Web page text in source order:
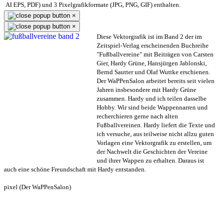
AI EPS, PDF) und 3 Pixelgrafikformate (JPG, PNG, GIF) enthalten.
×
×
Diese Vektorgrafik ist im Band 2 der im
Zeitspiel-Verlag erscheinenden Buchreihe
"Fußballvereine" mit Beiträgen von Carsten
Gier, Hardy Grüne, Hansjürgen Jablonski,
Bernd Sautter und Olaf Wuttke erschienen.
Der WaPPenSalon arbeitet bereits seit vielen
Jahren insbesondere mit Hardy Grüne
zusammen. Hardy und ich teilen dasselbe
Hobby. Wir sind beide Wappennarren und
recherchieren gerne nach alten
Fußballvereinen. Hardy liefert die Texte und
ich versuche, aus teilweise nicht allzu guten
Vorlagen eine Vektorgrafik zu erstellen, um
der Nachwelt die Geschichten der Vereine
und ihrer Wappen zu erhalten. Daraus ist
auch eine schöne Freundschaft mit Hardy entstanden.
pixel (Der WaPPenSalon)